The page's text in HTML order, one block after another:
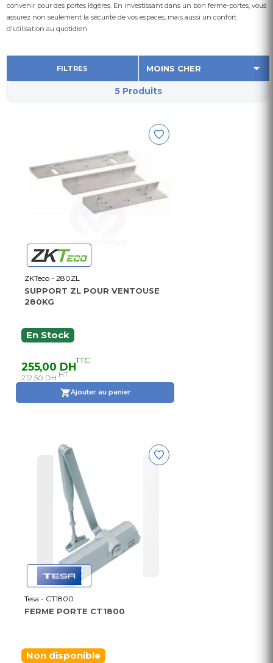
convenir pour des portes légères. En investissant dans un bon ferme-portes, vous
assurez non seulement la sécurité de vos espaces, mais aussi un confort
d'utilisation au quotidien.
FILTRES
5 Produits
ZKTeco - 280ZL
SUPPORT ZL POUR VENTOUSE
280KG
En Stock
255,00 DHTTC
212,50 DH HT
Ajouter au panier
Tesa - CT1800
FERME PORTE CT1800
Non disponible